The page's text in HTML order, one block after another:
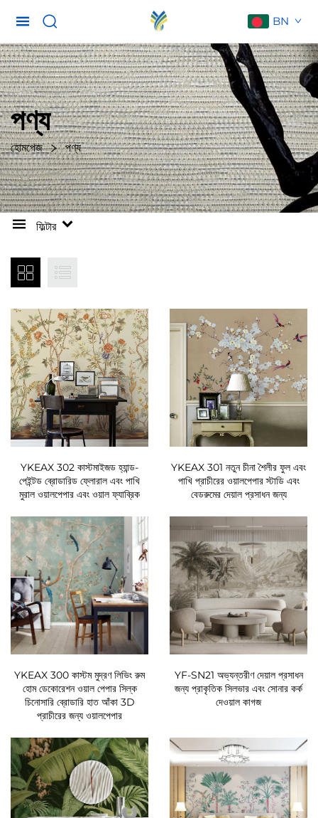
BN
পণ্য
হোমপেজ পণ্য
ফিল্টার
YKEAX 302 কাস্টমাইজড হ্যান্ড-
পেইন্টড ব্রোডারিড ফ্লোরাল এবং পাখি
মুরাল ওয়ালপেপার এবং ওয়াল ফ্যাব্রিক
YKEAX 301 নতুন চীনা শৈলীর ফুল এবং
পাখি প্রাচীরের ওয়ালপেপার স্টাডি এবং
বেডরুমের দেয়াল প্রসাধন জন্য
YKEAX 300 কাস্টম মুদ্রণ লিভিং রুম
হোম ডেকোরেশন ওয়াল পেপার সিল্ক
চিনোসারি ব্রোডারি হাত আঁকা 3D
প্রাচীরের জন্য ওয়ালপেপার
YF-SN21 অভ্যন্তরীণ দেয়াল প্রসাধন
জন্য প্রাকৃতিক সিলভার এবং সোনার কর্ক
দেওয়াল কাগজ